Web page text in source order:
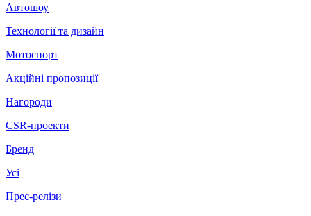
Автошоу
Технології та дизайн
Мотоспорт
Акційні пропозиції
Нагороди
CSR-проекти
Бренд
Усі
Прес-релізи